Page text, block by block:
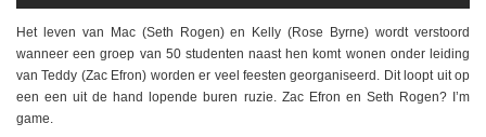
Het leven van Mac (Seth Rogen) en Kelly (Rose Byrne) wordt verstoord
wanneer een groep van 50 studenten naast hen komt wonen onder leiding
van Teddy (Zac Efron) worden er veel feesten georganiseerd. Dit loopt uit op
een een uit de hand lopende buren ruzie. Zac Efron en Seth Rogen? I’m
game.